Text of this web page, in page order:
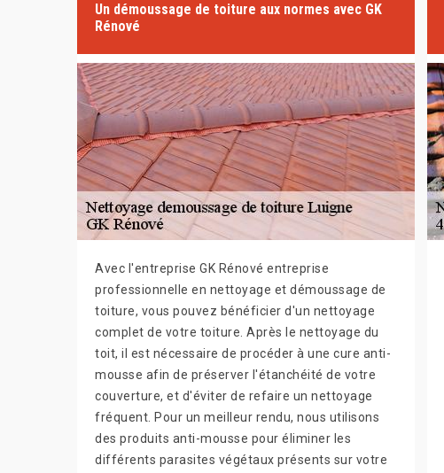
Un démoussage de toiture aux normes avec GK
Rénové
Avec l'entreprise GK Rénové entreprise
professionnelle en nettoyage et démoussage de
toiture, vous pouvez bénéficier d'un nettoyage
complet de votre toiture. Après le nettoyage du
toit, il est nécessaire de procéder à une cure anti-
mousse afin de préserver l'étanchéité de votre
couverture, et d'éviter de refaire un nettoyage
fréquent. Pour un meilleur rendu, nous utilisons
des produits anti-mousse pour éliminer les
différents parasites végétaux présents sur votre